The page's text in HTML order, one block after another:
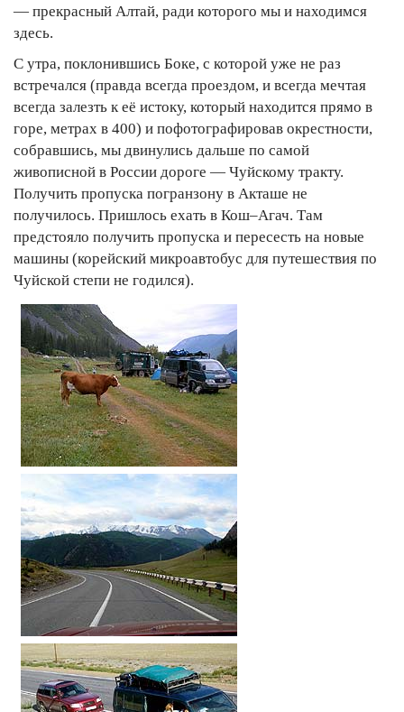
— прекрасный Алтай, ради которого мы и находимся
здесь.
С утра, поклонившись Боке, с которой уже не раз
встречался (правда всегда проездом, и всегда мечтая
всегда залезть к её истоку, который находится прямо в
горе, метрах в 400) и пофотографировав окрестности,
собравшись, мы двинулись дальше по самой
живописной в России дороге — Чуйскому тракту.
Получить пропуска погранзону в Акташе не
получилось. Пришлось ехать в Кош–Агач. Там
предстояло получить пропуска и пересесть на новые
машины (корейский микроавтобус для путешествия по
Чуйской степи не годился).